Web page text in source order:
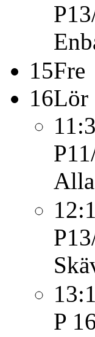
15Fre
16Lör
P